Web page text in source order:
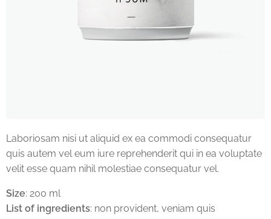
Laboriosam nisi ut aliquid ex ea commodi consequatur
quis autem vel eum iure reprehenderit qui in ea voluptate
velit esse quam nihil molestiae consequatur vel.
Size: 200 ml
List of ingredients: non provident, veniam quis